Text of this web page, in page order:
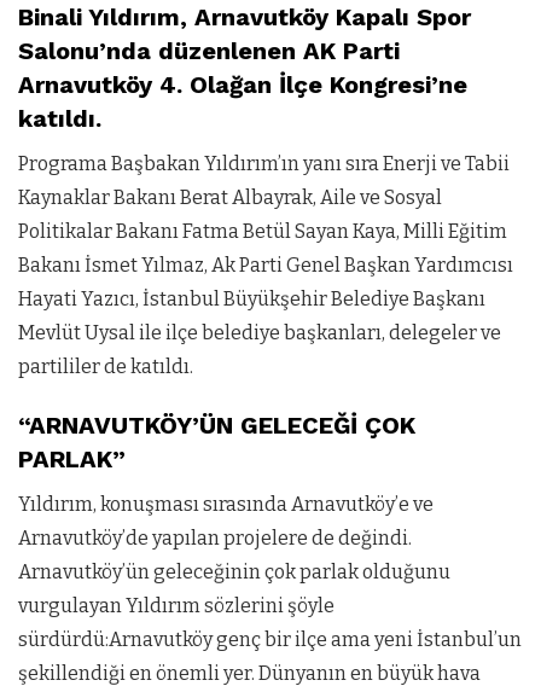
Binali Yıldırım, Arnavutköy Kapalı Spor
Salonu’nda düzenlenen AK Parti
Arnavutköy 4. Olağan İlçe Kongresi’ne
katıldı.
Programa Başbakan Yıldırım’ın yanı sıra Enerji ve Tabii
Kaynaklar Bakanı Berat Albayrak, Aile ve Sosyal
Politikalar Bakanı Fatma Betül Sayan Kaya, Milli Eğitim
Bakanı İsmet Yılmaz, Ak Parti Genel Başkan Yardımcısı
Hayati Yazıcı, İstanbul Büyükşehir Belediye Başkanı
Mevlüt Uysal ile ilçe belediye başkanları, delegeler ve
partililer de katıldı.
“ARNAVUTKÖY’ÜN GELECEĞİ ÇOK
PARLAK”
Yıldırım, konuşması sırasında Arnavutköy’e ve
Arnavutköy’de yapılan projelere de değindi.
Arnavutköy’ün geleceğinin çok parlak olduğunu
vurgulayan Yıldırım sözlerini şöyle
sürdürdü:Arnavutköy genç bir ilçe ama yeni İstanbul’un
şekillendiği en önemli yer. Dünyanın en büyük hava